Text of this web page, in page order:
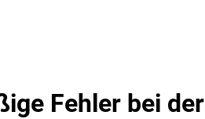
Fehler bei der